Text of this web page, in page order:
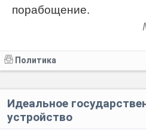
порабощение.
Политика
Идеальное
устройство